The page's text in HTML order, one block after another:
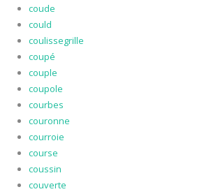
coude
could
coulissegrille
coupé
couple
coupole
courbes
couronne
courroie
course
coussin
couverte